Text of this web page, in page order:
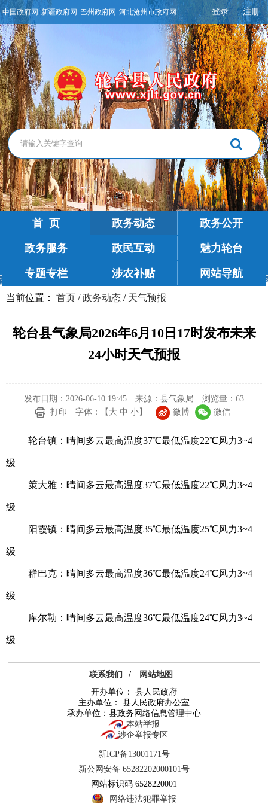
中国政府网 新疆政府网 巴州政府网 河北沧州市政府网 登录 注册
首 页 政务动态 政务公开
政务服务 政民互动 魅力轮台
专题专栏 涉农补贴 网站导航
当前位置： 首页 /政务动态 / 天气预报
轮台县气象局2026年6月10日17时发布未来
24小时天气预报
发布日期：2026-06-10 19:45 来源：县气象局 浏览量： 63
打印
字体：【 大 中 小】 微博 微信
轮台镇：晴间多云最高温度37℃最低温度22℃风力3~4
级
策大雅：晴间多云最高温度37℃最低温度22℃风力3~4
级
阳霞镇：晴间多云最高温度35℃最低温度25℃风力3~4
级
群巴克：晴间多云最高温度36℃最低温度24℃风力3~4
级
库尔勒：晴间多云最高温度36℃最低温度24℃风力3~4
级
联系我们 /
网站地图
开办单位： 县人民政府
主办单位： 县人民政府办公室
承办单位：县政务网络信息管理中心
本站举报
涉企举报专区
新ICP备13001171号
新公网安备 65282202000101号
网站标识码 6528220001
网络违法犯罪举报